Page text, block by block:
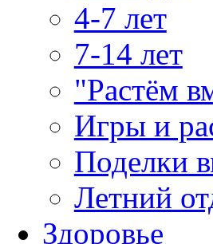
4-7 лет
7-14 лет
"Растём
Игры и
Поделки
Летний
Здоровье